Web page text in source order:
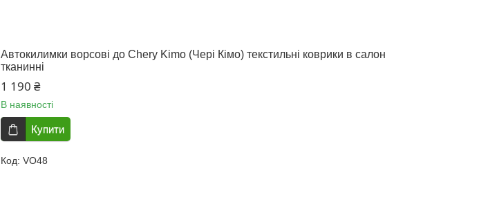
Автокилимки ворсові до Chery Kimo (Чері Кімо) текстильні коврики в салон
тканинні
1 190 ₴
В наявності
Купити
VO48